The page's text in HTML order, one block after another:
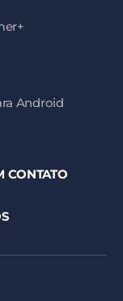
Android
CONTATO